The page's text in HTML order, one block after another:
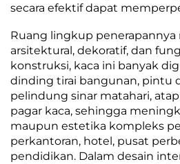
secara efektif dapat
Ruang lingkup
arsitektural, dekoratif, dan
konstruksi, kaca ini banyak
dinding tirai bangunan, pintu
pelindung sinar matahari,
pagar kaca, sehingga
maupun estetika kompleks
perkantoran, hotel, pusat
pendidikan. Dalam desain